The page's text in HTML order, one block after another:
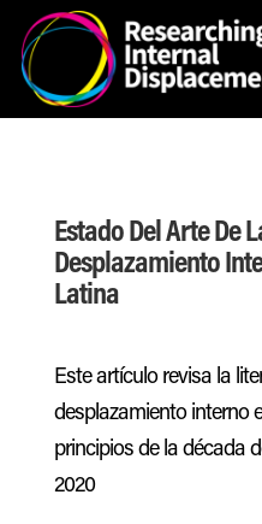
Estado Del Arte De
Desplazamiento
Latina
Este artículo revisa la
desplazamiento interno
principios de la década
2020